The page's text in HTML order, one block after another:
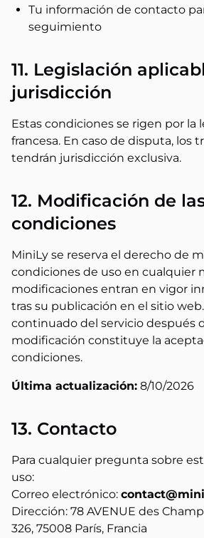
Tu información de contacto
seguimiento
11. Legislación
jurisdicción
Estas condiciones se rigen por la
francesa. En caso de disputa, los
tendrán jurisdicción exclusiva.
12. Modificación de
condiciones
MiniLy se reserva el derecho de
condiciones de uso en cualquier
modificaciones entran en vigor
tras su publicación en el sitio
continuado del servicio después
modificación constituye la
condiciones.
Última actualización: 8/10/2026
13. Contacto
Para cualquier pregunta sobre
uso:
Correo electrónico:
Dirección: 78 AVENUE des
326, 75008 París, Francia